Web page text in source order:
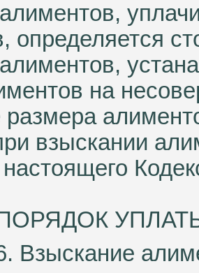
определяется
на
взыскании
ПОРЯДОК
Взыскание